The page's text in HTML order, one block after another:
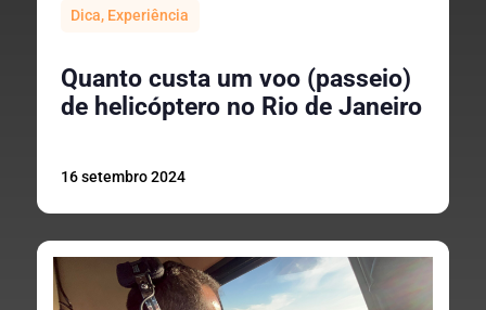
Dica, Experiência
Quanto custa um voo (passeio)
de helicóptero no Rio de Janeiro
16 setembro 2024